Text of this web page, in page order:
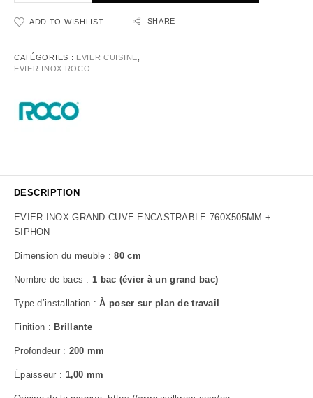
ADD TO WISHLIST SHARE
CATÉGORIES : EVIER CUISINE
EVIER INOX ROCO
DESCRIPTION
EVIER INOX GRAND CUVE ENCASTRABLE 760X505MM +
SIPHON
Dimension du meuble :80 cm
Nombre de bacs : 1 bac (évier à un grand bac)
Type d’installation :À poser sur plan de travail
Finition : Brillante
Profondeur : 200 mm
Épaisseur : 1,00 mm